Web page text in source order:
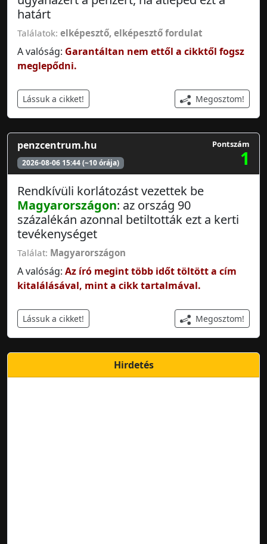
határt
Találatok: elképesztő, elképesztő fordulat
A valóság: Garantáltan nem ettől a cikktől fogsz
meglepődni.
Lássuk a cikket! Megosztom!
penzcentrum.hu
2026-08-06 15:44 (~10 órája)
Pontszám
1
Rendkívüli korlátozást vezettek be
Magyarországon: az ország 90
százalékán azonnal betiltották ezt a kerti
tevékenységet
Találat: Magyarországon
A valóság: Az író megint több időt töltött a cím
kitalálásával, mint a cikk tartalmával.
Lássuk a cikket! Megosztom!
Hirdetés